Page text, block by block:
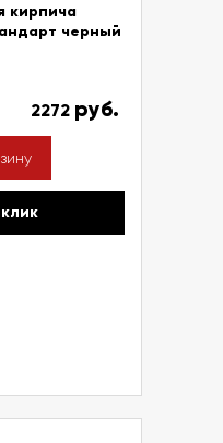
кирпича
черный
2272 руб.